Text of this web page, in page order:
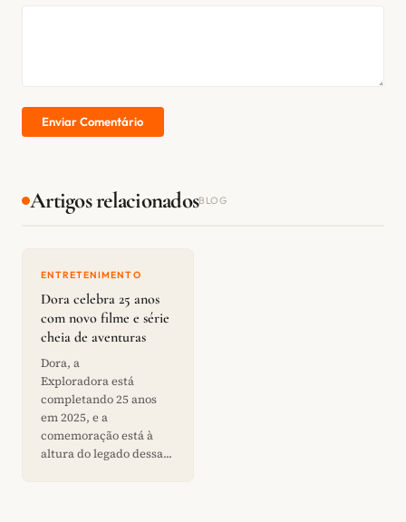
Enviar Comentário
Artigos relacionadosBLOG
ENTRETENIMENTO
Dora celebra 25 anos
com novo filme e série
cheia de aventuras
Dora, a
Exploradora está
completando 25 anos
em 2025, e a
comemoração está à
altura do legado dessa...